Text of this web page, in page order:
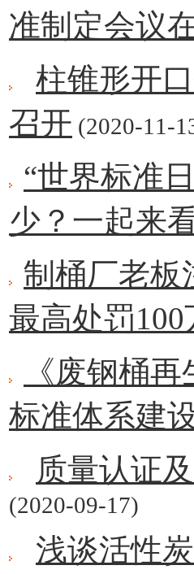
准制定会议
柱锥形开
召开 (2020-11-
“世界标准
少？一起来
制桶厂老板
最高处罚
《废钢桶
标准体系建
质量认证
(2020-09-17)
浅谈活性